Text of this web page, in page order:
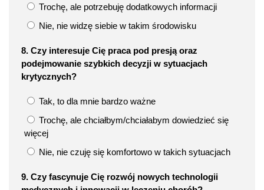
Trochę, ale potrzebuję dodatkowych informacji
Nie, nie widzę siebie w takim środowisku
8. Czy interesuje Cię praca pod presją oraz
podejmowanie szybkich decyzji w sytuacjach
krytycznych?
Tak, to dla mnie bardzo ważne
Trochę, ale chciałbym/chciałabym dowiedzieć się
więcej
Nie, nie czuję się komfortowo w takich sytuacjach
9. Czy fascynuje Cię rozwój nowych technologii